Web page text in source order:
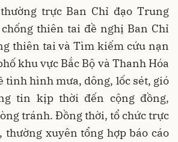
trực Ban Chỉ đạo Trung
thiên tai đề nghị Ban Chỉ
thiên tai và Tìm kiếm cứu nạn
khu vực Bắc Bộ và Thanh Hóa
tình hình mưa, dông, lốc sét, gió
tin kịp thời đến cộng đồng,
tránh. Đồng thời, tổ chức trực
thường xuyên tổng hợp báo cáo